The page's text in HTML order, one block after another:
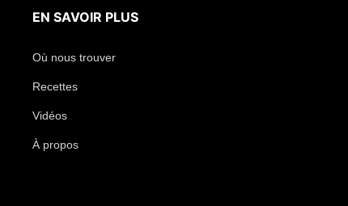
EN SAVOIR PLUS
Où nous trouver
Recettes
Vidéos
À propos